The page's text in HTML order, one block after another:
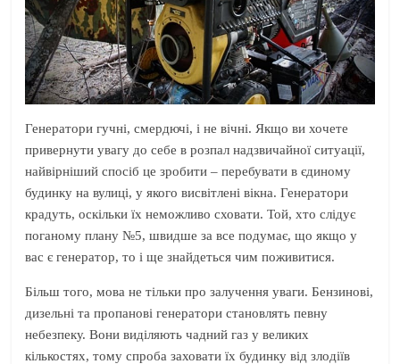
Генератори гучні, смердючі, і не вічні. Якщо ви хочете
привернути увагу до себе в розпал надзвичайної ситуації,
найвірніший спосіб це зробити – перебувати в єдиному
будинку на вулиці, у якого висвітлені вікна. Генератори
крадуть, оскільки їх неможливо сховати. Той, хто слідує
поганому плану №5, швидше за все подумає, що якщо у
вас є генератор, то і ще знайдеться чим поживитися.
Більш того, мова не тільки про залучення уваги. Бензинові,
дизельні та пропанові генератори становлять певну
небезпеку. Вони виділяють чадний газ у великих
кількостях, тому спроба заховати їх будинку від злодіїв